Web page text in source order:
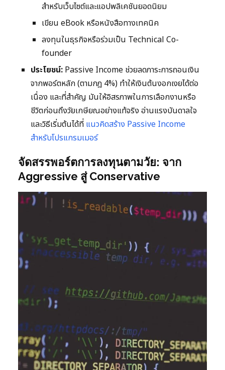
สำหรับเว็บไซต์และแอปพลิเคชันยอดนิยม
เขียน eBook หรือหนังสือทางเทคนิค
ลงทุนในธุรกิจหรือร่วมเป็น Technical Co-
founder
ประโยชน์: Passive Income ช่วยลดภาระการถอนเงิน
จากพอร์ตหลัก (ตามกฎ 4%) ทำให้เงินต้นงอกเงยได้ต่อ
เนื่อง และที่สำคัญ มันให้อิสรภาพในการเลือกงานหรือ
ชีวิตก่อนถึงวัยเกษียณอย่างแท้จริง อ่านแรงบันดาลใจ
และวิธีเริ่มต้นได้ที่ แนวคิดสร้าง Passive Income
สำหรับโปรแกรมเมอร์
จัดสรรพอร์ตการลงทุนตามวัย: จาก
Aggressive สู่ Conservative